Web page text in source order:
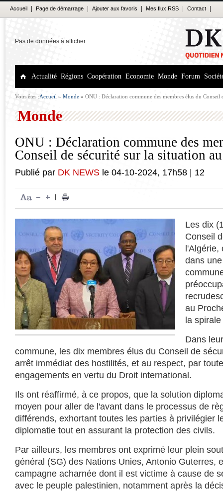
Accueil Page de démarrage Ajouter aux favoris Mes flux RSS Contact
Pas de données à afficher
Actualité Régions Coopération Economie Monde Forum
Vous êtes :Accueil » Monde » ONU : Déclaration commune des membres élus du Conseil
Monde
ONU : Déclaration commune des
Conseil de sécurité sur la situation
Publié par DK NEWS le 04-10-2024, 17h58 12
Les dix
Conseil
dans
au
la
Dans
commune, les dix membres élus du Conseil de
arrêt immédiat des hostilités, et au respect, par
engagements en vertu du Droit international.
Ils ont réaffirmé, à ce propos, que la solution
moyen pour aller de l'avant dans le processus de
différends, exhortant toutes les parties à privilégier
diplomatie tout en assurant la protection des civils.
Par ailleurs, les membres ont exprimé leur plein
général (SG) des Nations Unies, Antonio Guterres,
campagne acharnée dont il est victime à cause de
avec le peuple palestinien, notamment après la